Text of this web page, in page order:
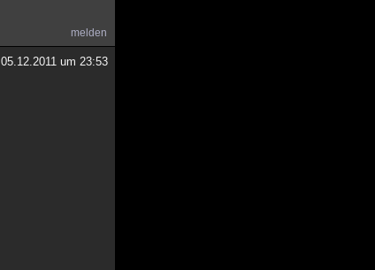
melden
05.12.2011 um 23:53